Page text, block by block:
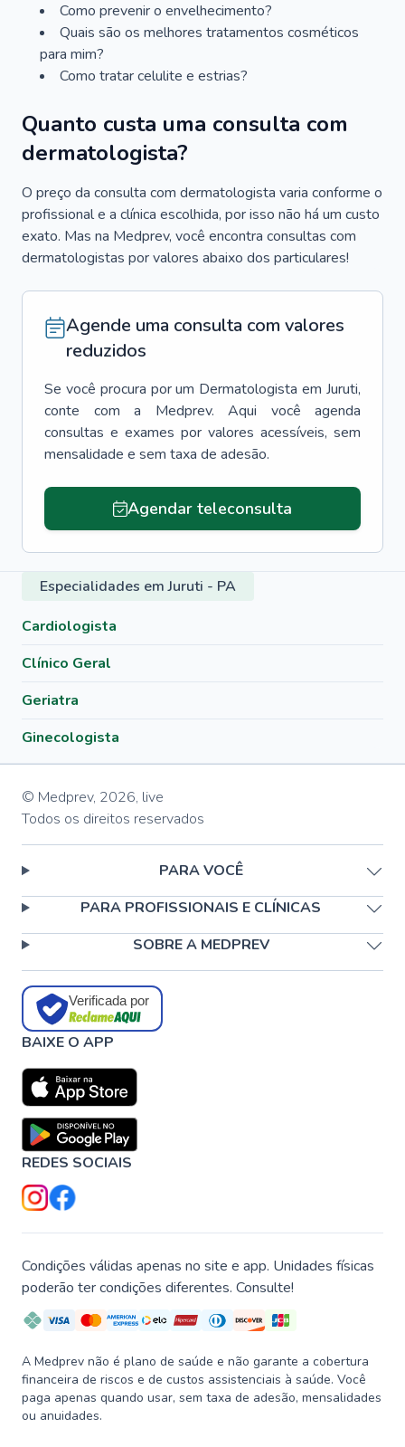
Como prevenir o envelhecimento?
Quais são os melhores tratamentos cosméticos
para mim?
Como tratar celulite e estrias?
Quanto custa uma consulta com
dermatologista?
O preço da consulta com dermatologista varia conforme o
profissional e a clínica escolhida, por isso não há um custo
exato. Mas na Medprev, você encontra consultas com
dermatologistas por valores abaixo dos particulares!
Agende uma consulta com valores
reduzidos
Se você procura por um Dermatologista em Juruti,
conte com a Medprev. Aqui você agenda
consultas e exames por valores acessíveis, sem
mensalidade e sem taxa de adesão.
Agendar teleconsulta
Especialidades em Juruti - PA
Cardiologista
Clínico Geral
Geriatra
Ginecologista
© Medprev, 2026, live
Todos os direitos reservados
PARA VOCÊ
PARA PROFISSIONAIS E CLÍNICAS
SOBRE A MEDPREV
Verificada por
BAIXE O APP
REDES SOCIAIS
Condições válidas apenas no site e app. Unidades físicas
poderão ter condições diferentes. Consulte!
A Medprev não é plano de saúde e não garante a cobertura
financeira de riscos e de custos assistenciais à saúde. Você
paga apenas quando usar, sem taxa de adesão, mensalidades
ou anuidades.